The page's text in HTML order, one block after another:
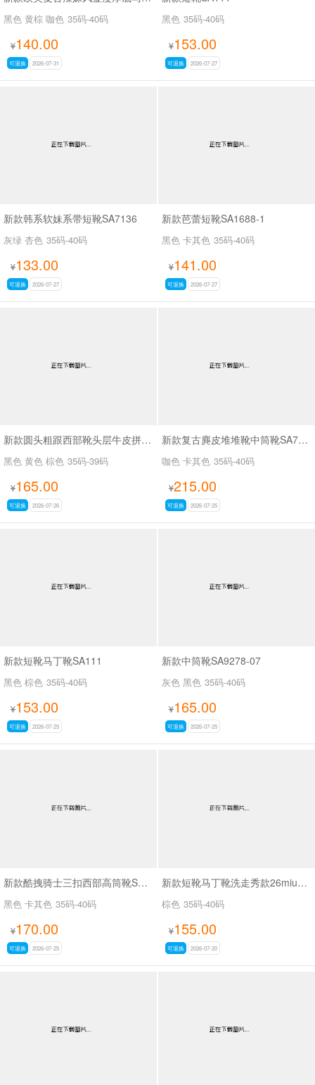
黑色 黄棕 咖色 35码-40码
¥140.00
可退换 2026-07-31
黑色 35码-40码
¥153.00
可退换 2026-07-27
新款韩系软妹系带短靴SA7136
灰绿 杏色 35码-40码
¥133.00
可退换 2026-07-27
新款芭蕾短靴SA1688-1
黑色 卡其色 35码-40码
¥141.00
可退换 2026-07-27
新款圆头粗跟西部靴头层牛皮拼接皮带扣短筒靴SA6002
黑色 黄色 棕色 35码-39码
¥165.00
可退换 2026-07-26
新款复古麂皮堆堆靴中筒靴SA7320-16
咖色 卡其色 35码-40码
¥215.00
可退换 2026-07-25
新款短靴马丁靴SA111
黑色 棕色 35码-40码
¥153.00
可退换 2026-07-25
新款中筒靴SA9278-07
灰色 黑色 35码-40码
¥165.00
可退换 2026-07-25
新款酷拽骑士三扣西部高筒靴SA8042
黑色 卡其色 35码-40码
¥170.00
可退换 2026-07-25
新款短靴马丁靴洗走秀款26miuSA1061
棕色 35码-40码
¥155.00
可退换 2026-07-20